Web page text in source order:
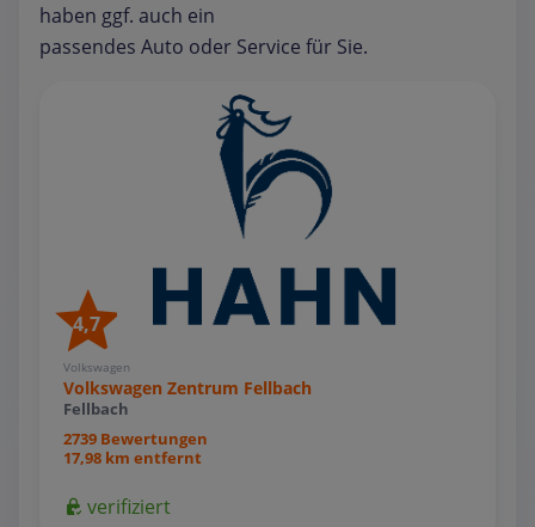
haben ggf. auch ein
passendes Auto oder Service für Sie.
4,7
Volkswagen
Volkswagen Zentrum Fellbach
Fellbach
2739 Bewertungen
17,98 km entfernt
verifiziert